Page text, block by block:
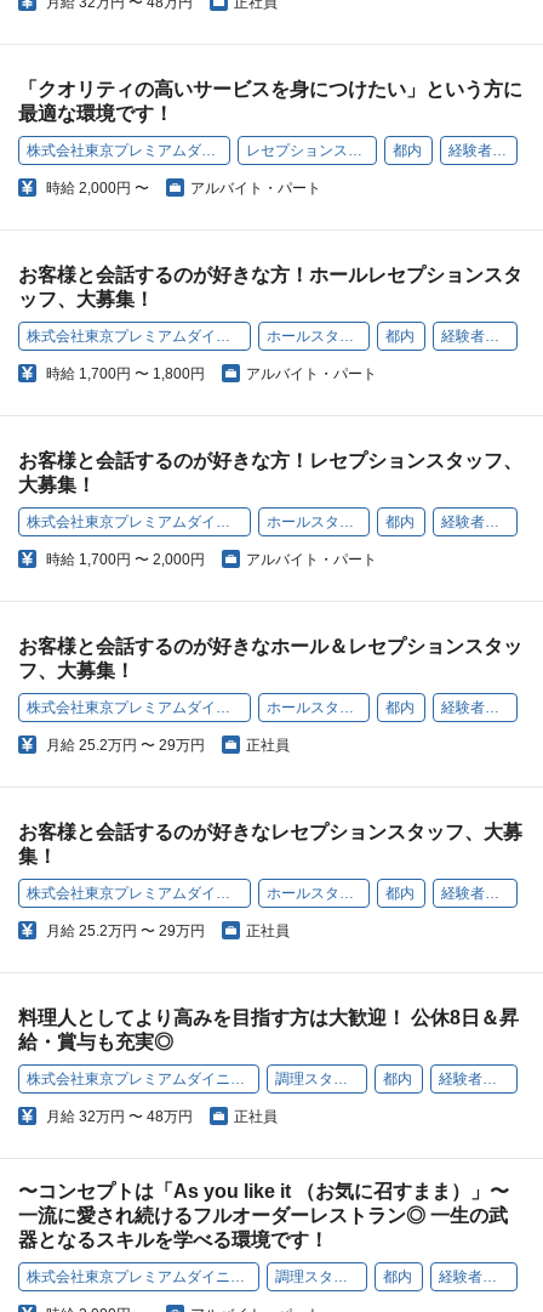
「クオリティの高いサービスを身につけたい」という方に
最適な環境です！
株式会社東京プレミアムダイニング レセプションスタッフ 都内 経験者歓迎
時給 2,000円 〜 アルバイト・パート
お客様と会話するのが好きな方！ホールレセプションスタ
ッフ、大募集！
株式会社東京プレミアムダイニング ホールスタッフ 都内 経験者歓迎
時給 1,700円 〜 1,800円 アルバイト・パート
お客様と会話するのが好きな方！レセプションスタッフ、
大募集！
株式会社東京プレミアムダイニング ホールスタッフ 都内 経験者歓迎
時給 1,700円 〜 2,000円 アルバイト・パート
お客様と会話するのが好きなホール＆レセプションスタッ
フ、大募集！
株式会社東京プレミアムダイニング ホールスタッフ 都内 経験者歓迎
月給 25.2万円 〜 29万円 正社員
お客様と会話するのが好きなレセプションスタッフ、大募
集！
株式会社東京プレミアムダイニング ホールスタッフ 都内 経験者歓迎
月給 25.2万円 〜 29万円 正社員
料理人としてより高みを目指す方は大歓迎！ 公休8日＆昇
給・賞与も充実◎
株式会社東京プレミアムダイニング 調理スタッフ 都内 経験者歓迎
月給 32万円 〜 48万円 正社員
〜コンセプトは「As you like it （お気に召すまま）」〜
一流に愛され続けるフルオーダーレストラン◎ 一生の武
器となるスキルを学べる環境です！
株式会社東京プレミアムダイニング 調理スタッフ 都内 経験者歓迎